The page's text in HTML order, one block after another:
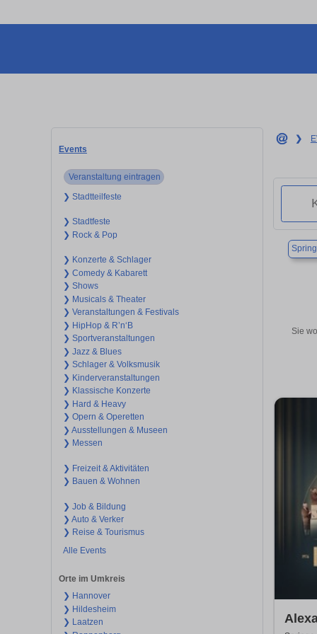
Events
Veranstaltung eintragen
❯ Stadtteilfeste
❯ Stadtfeste
❯ Rock & Pop
❯ Konzerte & Schlager
❯ Comedy & Kabarett
❯ Shows
❯ Musicals & Theater
❯ Veranstaltungen & Festivals
❯ HipHop & R’n‘B
❯ Sportveranstaltungen
❯ Jazz & Blues
❯ Schlager & Volksmusik
❯ Kinderveranstaltungen
❯ Klassische Konzerte
❯ Hard & Heavy
❯ Opern & Operetten
❯ Ausstellungen & Museen
❯ Messen
❯ Freizeit & Aktivitäten
❯ Bauen & Wohnen
❯ Job & Bildung
❯ Auto & Verker
❯ Reise & Tourismus
Alle Events
Orte im Umkreis
❯ Hannover
❯ Hildesheim
❯ Laatzen
❯
Sie